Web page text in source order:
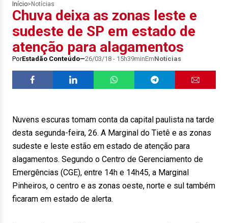
Início> Notícias
Chuva deixa as zonas leste e
sudeste de SP em estado de
atenção para alagamentos
PorEstadão Conteúdo 26/03/18 - 15h39minEmNotícias
Nuvens escuras tomam conta da capital paulista na tarde
desta segunda-feira, 26. A Marginal do Tietê e as zonas
sudeste e leste estão em estado de atenção para
alagamentos. Segundo o Centro de Gerenciamento de
Emergências (CGE), entre 14h e 14h45, a Marginal
Pinheiros, o centro e as zonas oeste, norte e sul também
ficaram em estado de alerta.